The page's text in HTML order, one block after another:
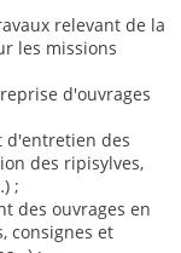
relevant de la
les missions
d'ouvrages
d'entretien des
des ripisylves,
;
des ouvrages en
consignes et